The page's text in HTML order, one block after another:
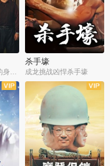
杀手壕
成龙挑战凶悍杀手壕